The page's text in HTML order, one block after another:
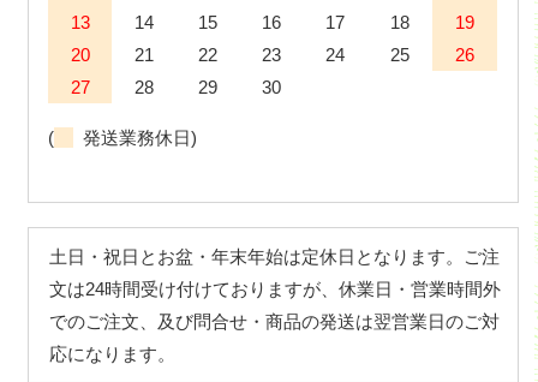
13
14 15 16 17 18
19
20
21 22 23 24 25
26
27
28 29 30
( 発送業務休日)
土日・祝日とお盆・年末年始は定休日となります。ご注
文は24時間受け付けておりますが、休業日・営業時間外
でのご注文、及び問合せ・商品の発送は翌営業日のご対
応になります。